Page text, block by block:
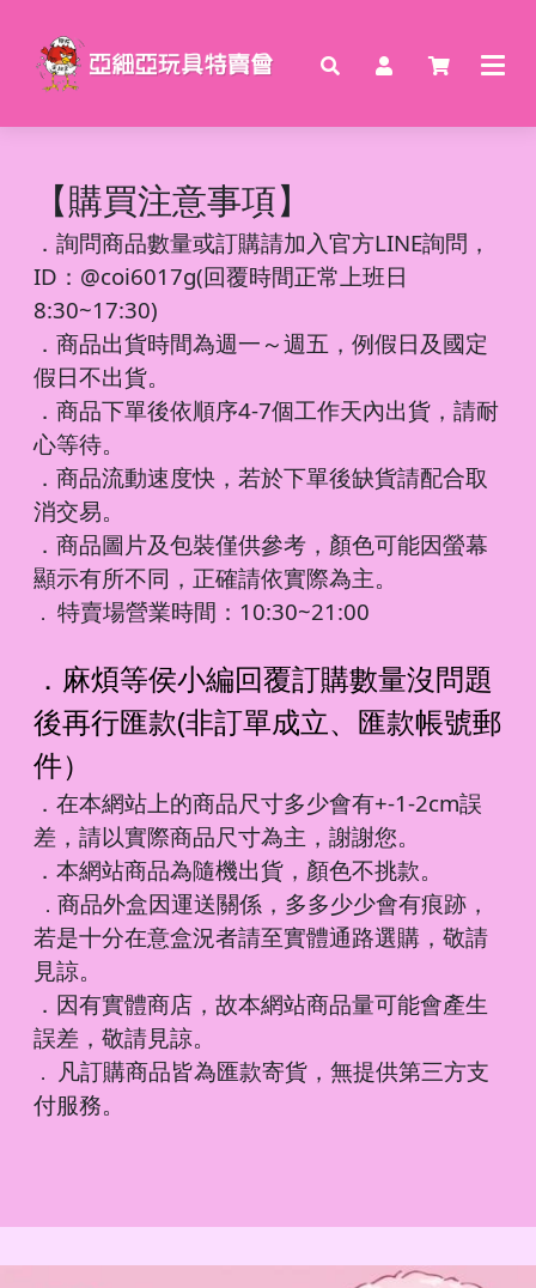
【購買注意事項】
． 詢問商品數量或訂購請加入官方LINE詢問，
ID：@coi6017g(回覆時間正常上班日
8:30~17:30)
．商品出貨時間為週一～週五，例假日及國定
假日不出貨。
．商品下單後依順序4-7個工作天內出貨，請耐
心等待。
．商品流動速度快，若於下單後缺貨請配合取
消交易。
．商品圖片及包裝僅供參考，顏色可能因螢幕
顯示有所不同，正確請依實際為主。
． 特賣場營業時間：10:30~21:00
．麻煩等侯小編回覆訂購數量沒問題
後再行匯款(非訂單成立、匯款帳號郵
件）
．在本網站上的商品尺寸多少會有+-1-2cm誤
差，請以實際商品尺寸為主，謝謝您。
．本網站商品為隨機出貨，顏色不挑款。
． 商品外盒因運送關係，多多少少會有痕跡，
若是十分在意盒況者請至實體通路選購，敬請
見諒。
．因有實體商店，故本網站商品量可能會產生
誤差，敬請見諒。
． 凡訂購商品皆為匯款寄貨，無提供第三方支
付服務。